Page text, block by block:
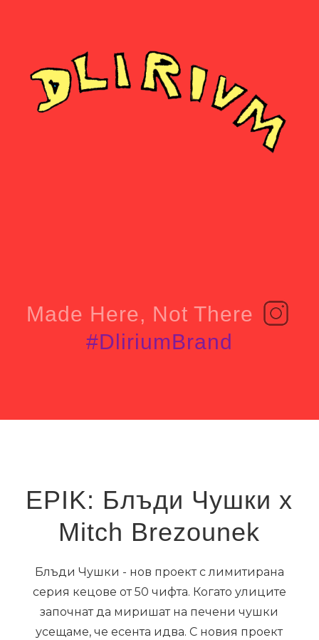
Made Here, Not There
#DliriumBrand
EPIK: Блъди Чушки x
Mitch Brezounek
Блъди Чушки - нов проект с лимитирана
серия кецове от 50 чифта. Когато улиците
започнат да миришат на печени чушки
усещаме, че есента идва. С новия проект